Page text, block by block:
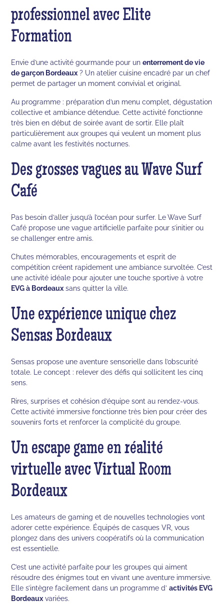
professionnel avec Elite
Formation
Envie d’une activité gourmande pour unenterrement de vie
de garçon Bordeaux ? Un atelier cuisine encadré par un chef
permet de partager un moment convivial et original.
Au programme : préparation d’un menu complet, dégustation
collective et ambiance détendue. Cette activité fonctionne
très bien en début de soirée avant de sortir. Elle plaît
particulièrement aux groupes qui veulent un moment plus
calme avant les festivités nocturnes.
Des grosses vagues au Wave Surf
Café
Pas besoin d’aller jusqu’à l’océan pour surfer. Le Wave Surf
Café propose une vague artificielle parfaite pour s’initier ou
se challenger entre amis.
Chutes mémorables, encouragements et esprit de
compétition créent rapidement une ambiance survoltée. C’est
une activité idéale pour ajouter une touche sportive à votre
EVG à Bordeaux sans quitter la ville.
Une expérience unique chez
Sensas Bordeaux
Sensas propose une aventure sensorielle dans l’obscurité
totale. Le concept : relever des défis qui sollicitent les cinq
sens.
Rires, surprises et cohésion d’équipe sont au rendez-vous.
Cette activité immersive fonctionne très bien pour créer des
souvenirs forts et renforcer la complicité du groupe.
Un escape game en réalité
virtuelle avec Virtual Room
Bordeaux
Les amateurs de gaming et de nouvelles technologies vont
adorer cette expérience. Équipés de casques VR, vous
plongez dans des univers coopératifs où la communication
est essentielle.
C’est une activité parfaite pour les groupes qui aiment
résoudre des énigmes tout en vivant une aventure immersive.
Elle s’intègre facilement dans un programme d’activités EVG
Bordeaux variées.